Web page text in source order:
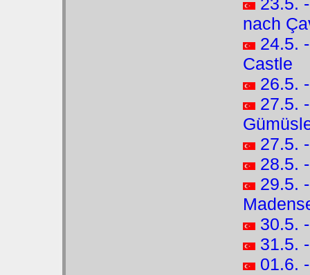
nach
24.5.
Castle
26.5.
27.5.
27.5.
28.5.
29.5.
30.5.
31.5.
01.6.